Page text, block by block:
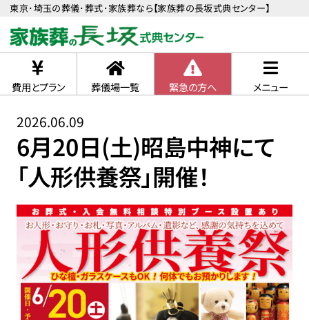
東京･埼玉の葬儀･葬式･家族葬なら【家族葬の長坂式典センター】
費用とプラン 葬儀場一覧 緊急の方へ メニュー
2026.06.09
6月20日(土)昭島中神にて
「人形供養祭」開催！